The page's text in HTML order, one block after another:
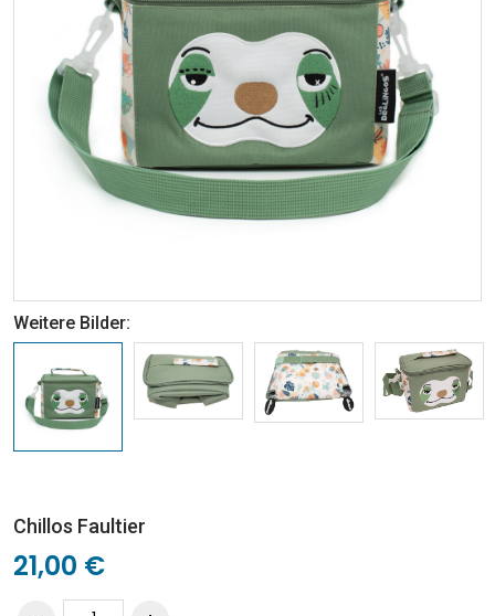
Weitere Bilder:
Chillos Faultier
21,00 €